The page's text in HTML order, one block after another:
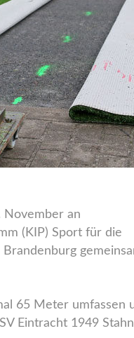
November an
(KIP) Sport für die
65 Meter umfassen
Eintracht 1949